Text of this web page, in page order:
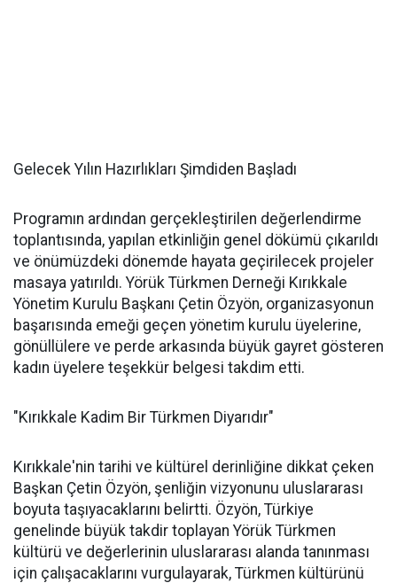
Gelecek Yılın Hazırlıkları Şimdiden Başladı
Programın ardından gerçekleştirilen değerlendirme
toplantısında, yapılan etkinliğin genel dökümü çıkarıldı
ve önümüzdeki dönemde hayata geçirilecek projeler
masaya yatırıldı. Yörük Türkmen Derneği Kırıkkale
Yönetim Kurulu Başkanı Çetin Özyön, organizasyonun
başarısında emeği geçen yönetim kurulu üyelerine,
gönüllülere ve perde arkasında büyük gayret gösteren
kadın üyelere teşekkür belgesi takdim etti.
"Kırıkkale Kadim Bir Türkmen Diyarıdır"
Kırıkkale'nin tarihi ve kültürel derinliğine dikkat çeken
Başkan Çetin Özyön, şenliğin vizyonunu uluslararası
boyuta taşıyacaklarını belirtti. Özyön, Türkiye
genelinde büyük takdir toplayan Yörük Türkmen
kültürü ve değerlerinin uluslararası alanda tanınması
için çalışacaklarını vurgulayarak, Türkmen kültürünü